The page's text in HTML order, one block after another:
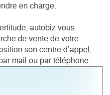
en charge.
autobiz vous
de vente de votre
son centre d’appel,
mail ou par téléphone.